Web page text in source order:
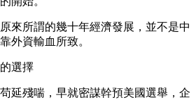
來所謂的幾十年經濟發展，並不是中
外資輸血所致。
選擇
延殘喘，早就密謀幹預美國選舉，企